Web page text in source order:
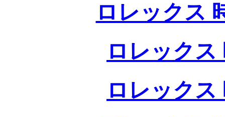
ロレックス
ロレックス
ロレックス